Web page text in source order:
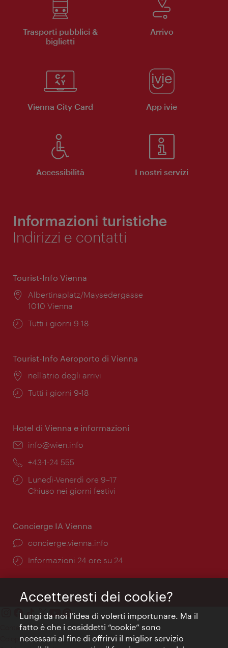
Trasporti pubblici &
biglietti
Arrivo
Vienna City Card App ivie
Accessibilità I nostri servizi
Informazioni turistiche
Indirizzi e contatti
Tourist-Info Vienna
Posizione:
Albertinaplatz/Maysedergasse
1010 Vienna
Orari
Tutti i giorni 9-18
Tourist-Info Aeroporto di Vienna
Posizione:
nell’atrio degli arrivi
Orari
Tutti i giorni 9-18
Hotel di Vienna e informazioni
Email:
info@wien.info
Telefono:
+43-1-24 555
Orari
di
Lunedì-Venerdì ore 9–17
Chiuso nei giorni festivi
Concierge IA Vienna
Ort:
concierge.vienna.info
Öffnungszeiten:
Informazioni 24 ore su 24
Contatti
Colophon
Accetteresti dei cookie?
Lungi da noi l’idea di volerti importunare. Ma il
fatto è che i cosiddetti “cookie” sono
necessari al fine di offrirvi il miglior servizio